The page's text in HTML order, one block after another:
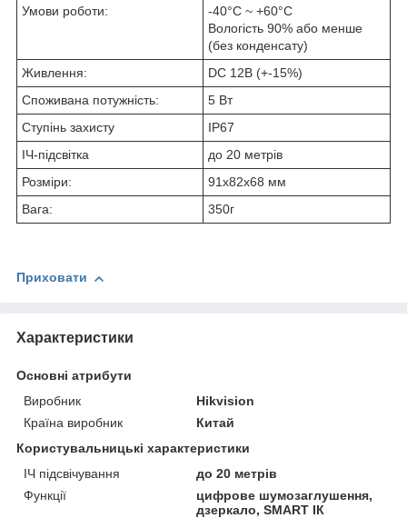
Умови роботи:
-40°C ~ +60°C
Вологість 90% або менше
(без конденсату)
Живлення:
DC 12В (+-15%)
Споживана потужність:
5 Вт
Ступінь захисту
IP67
ІЧ-підсвітка
до 20 метрів
Розміри:
91х82x68 мм
Вага:
350г
Приховати
Характеристики
Основні атрибути
Виробник
Hikvision
Країна виробник
Китай
Користувальницькі характеристики
ІЧ підсвічування
до 20 метрів
Функції
цифрове шумозаглушення,
дзеркало, SMART ІК